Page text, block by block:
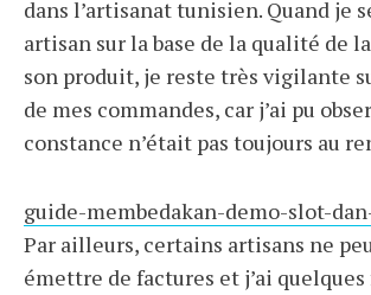
dans l’artisanat tunisien. Quand je
artisan sur la base de la qualité de
son produit, je reste très vigilante
de mes commandes, car j’ai pu
constance n’était pas toujours au
guide-membedakan-demo-slot-
Par ailleurs, certains artisans ne
émettre de factures et j’ai